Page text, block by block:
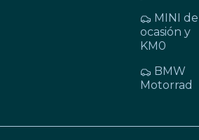
MINI de
ocasión y
KM0
BMW
Motorrad